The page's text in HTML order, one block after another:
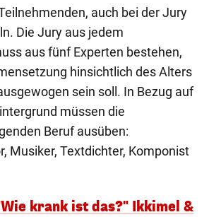
auch bei der Jury
Die Jury aus jedem
aus fünf Experten bestehen,
hinsichtlich des Alters
sein soll. In Bezug auf
müssen die
Beruf ausüben:
Musiker, Textdichter, Komponist
krank ist das?" Ikkimel &